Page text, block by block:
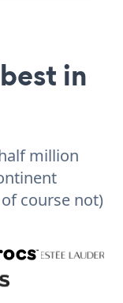
in
million
course not)